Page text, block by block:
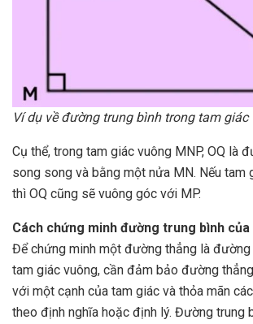
Ví dụ về đường trung bình trong tam giác
Cụ thể, trong tam giác vuông MNP, OQ là
song song và bằng một nửa MN. Nếu tam
thì OQ cũng sẽ vuông góc với MP.
Cách chứng minh đường trung bình
Để chứng minh một đường thẳng là đường
tam giác vuông, cần đảm bảo đường
với một cạnh của tam giác và thỏa mãn
theo định nghĩa hoặc định lý. Đường trung